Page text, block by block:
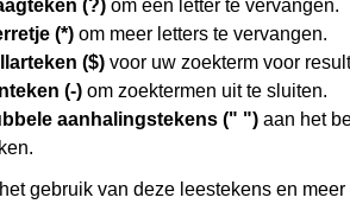
(?) om één letter te vervangen.
(*) om meer letters te vervangen.
($) voor uw zoekterm voor
(-) om zoektermen uit te sluiten.
aanhalingstekens (" ") aan het
gebruik van deze leestekens en